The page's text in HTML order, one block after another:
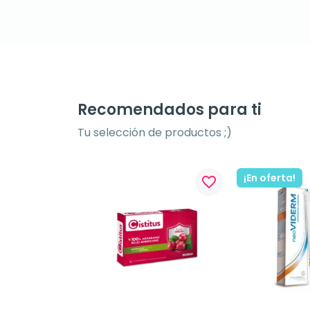
Recomendados para ti
Tu selección de productos ;)
favorite_border ¡En oferta!